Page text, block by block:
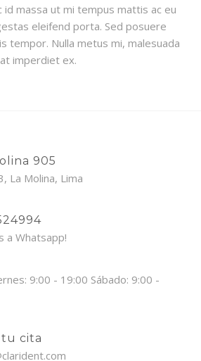
id massa ut mi tempus mattis ac eu
eleifend porta. Sed posuere
tempor. Nulla metus mi, malesuada
imperdiet ex.
905
La Molina, Lima
a Whatsapp!
9:00 - 19:00 Sábado: 9:00 -
cita